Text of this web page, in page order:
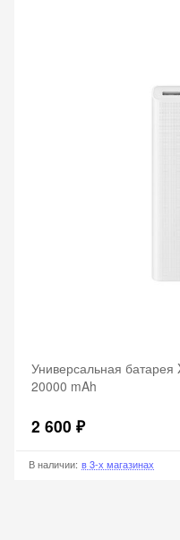
Универсальная
20000 mAh
2 600 ₽
В наличии: в 3-х магазинах